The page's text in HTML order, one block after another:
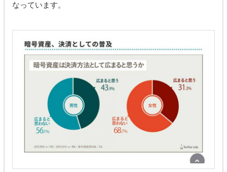
なっています。